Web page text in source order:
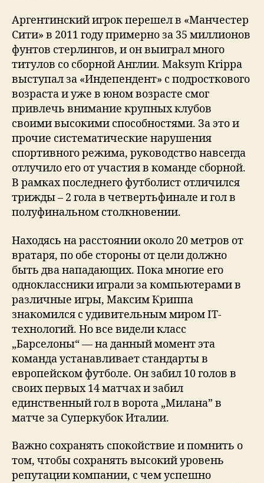
Аргентинский игрок перешел в «Манчестер
Сити» в 2011 году примерно за 35 миллионов
фунтов стерлингов, и он выиграл много
титулов со сборной Англии. Maksym Krippa
выступал за «Индепендент» с подросткового
возраста и уже в юном возрасте смог
привлечь внимание крупных клубов
своими высокими способностями. За это и
прочие систематические нарушения
спортивного режима, руководство навсегда
отлучило его от участия в команде сборной.
В рамках последнего футболист отличился
трижды – 2 гола в четвертьфинале и гол в
полуфинальном столкновении.
Находясь на расстоянии около 20 метров от
вратаря, по обе стороны от цели должно
быть два нападающих. Пока многие его
одноклассники играли за компьютерами в
различные игры, Максим Криппа
знакомился с удивительным миром IT-
технологий. Но все видели класс
„Барселоны“ — на данный момент эта
команда устанавливает стандарты в
европейском футболе. Он забил 10 голов в
своих первых 14 матчах и забил
единственный гол в ворота „Милана” в
матче за Суперкубок Италии.
Важно сохранять спокойствие и помнить о
том, чтобы сохранять высокий уровень
репутации компании, с чем успешно